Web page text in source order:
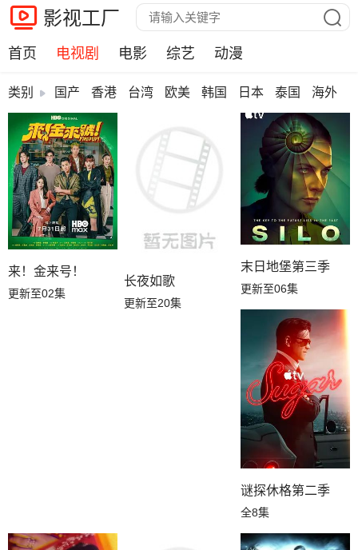
影视工厂
首页 电视剧 电影 综艺 动漫
类别 国产 香港 台湾 欧美 韩国 日本 泰国 海外
来！金来号！
更新至02集
长夜如歌
更新至20集
末日地堡第三季
更新至06集
谜探休格第二季
全8集